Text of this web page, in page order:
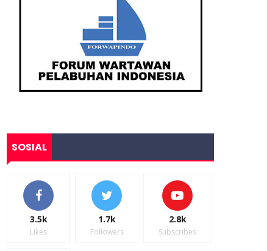
SOSIAL
3.5k
Likes
1.7k
Followers
2.8k
Subscribes